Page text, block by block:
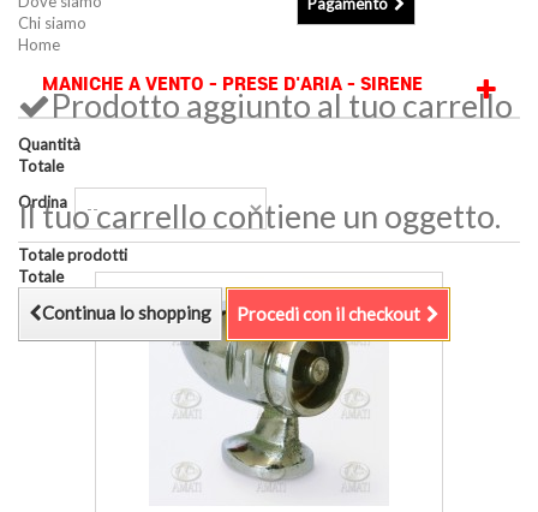
Chi siamo
Home
Pagamento
Prodotto aggiunto al tuo carrello
Quantità
Totale
Il tuo carrello contiene un oggetto.
Totale prodotti
Totale
Continua lo shopping Procedi con il checkout
VENTO - PRESE D'ARIA - SIRENE
MANICHE A VENTO - PRESE D'ARIA - SIRENE
Ordina